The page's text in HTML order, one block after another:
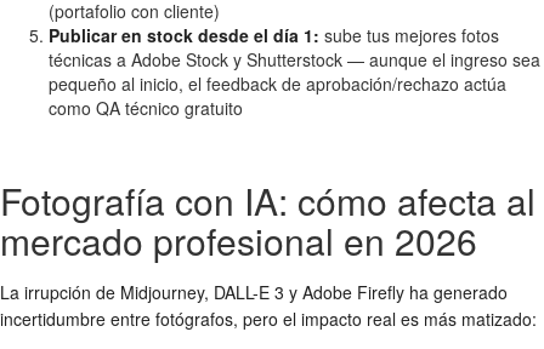
(portafolio con cliente)
Publicar en stock desde el día 1: sube tus mejores fotos
técnicas a Adobe Stock y Shutterstock — aunque el ingreso sea
pequeño al inicio, el feedback de aprobación/rechazo actúa
como QA técnico gratuito
Fotografía con IA: cómo afecta al
mercado profesional en 2026
La irrupción de Midjourney, DALL-E 3 y Adobe Firefly ha generado
incertidumbre entre fotógrafos, pero el impacto real es más matizado: